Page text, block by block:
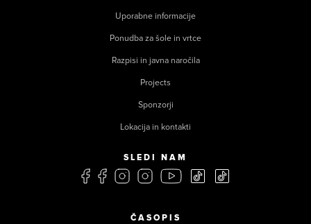
Uporabne informacije
Ponudba za šole in vrtce
Razpisi in javna naročila
Projects
Sponzorji
Lokacija in kontakti
SLEDI NAM
ČASOPIS